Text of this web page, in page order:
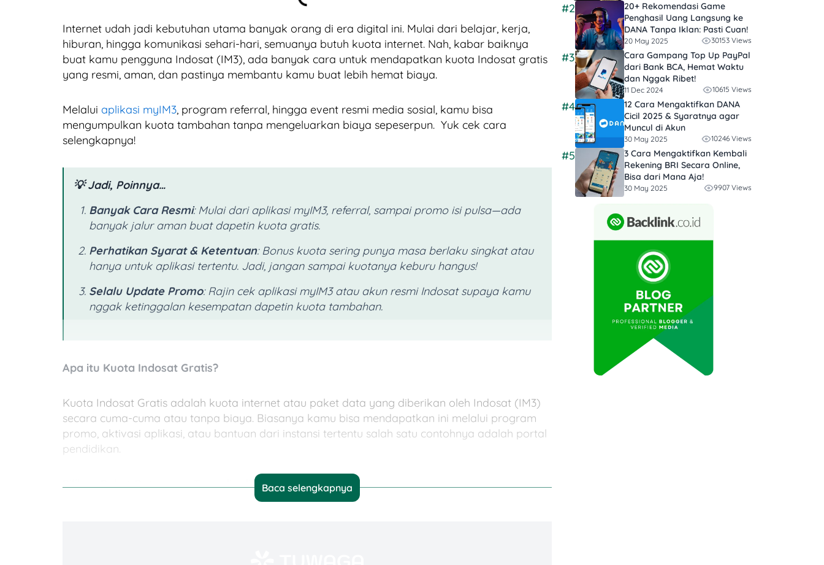
Internet udah jadi kebutuhan utama banyak orang di era digital ini. Mulai dari belajar, kerja,
hiburan, hingga komunikasi sehari-hari, semuanya butuh kuota internet. Nah, kabar baiknya
buat kamu pengguna Indosat (IM3), ada banyak cara untuk mendapatkan kuota Indosat gratis
yang resmi, aman, dan pastinya membantu kamu buat lebih hemat biaya.
Melalui aplikasi myIM3, program referral, hingga event resmi media sosial, kamu bisa
mengumpulkan kuota tambahan tanpa mengeluarkan biaya sepeserpun. Yuk cek cara
selengkapnya!
💡 Jadi, Poinnya…
Banyak Cara Resmi: Mulai dari aplikasi myIM3, referral, sampai promo isi pulsa—ada
banyak jalur aman buat dapetin kuota gratis.
Perhatikan Syarat & Ketentuan: Bonus kuota sering punya masa berlaku singkat atau
hanya untuk aplikasi tertentu. Jadi, jangan sampai kuotanya keburu hangus!
Selalu Update Promo: Rajin cek aplikasi myIM3 atau akun resmi Indosat supaya kamu
nggak ketinggalan kesempatan dapetin kuota tambahan.
Apa itu Kuota Indosat Gratis?
Kuota Indosat Gratis adalah kuota internet atau paket data yang diberikan oleh Indosat (IM3)
secara cuma-cuma atau tanpa biaya. Biasanya kamu bisa mendapatkan ini melalui program
promo, aktivasi aplikasi, atau bantuan dari instansi tertentu salah satu contohnya adalah portal
pendidikan.
Pilihan Paket Data yang Tersedia di IndosatBaca selengkapnya
#2
20+ Rekomendasi Game
Penghasil Uang Langsung ke
DANA Tanpa Iklan​: Pasti Cuan!
20 May 2025 30153 Views
#3
Cara Gampang Top Up PayPal
dari Bank BCA, Hemat Waktu
dan Nggak Ribet!
11 Dec 2024 10615 Views
#4
12 Cara Mengaktifkan DANA
Cicil 2025 & Syaratnya agar
Muncul di Akun
30 May 2025 10246 Views
#5
3 Cara Mengaktifkan Kembali
Rekening BRI Secara Online,
Bisa dari Mana Aja!
30 May 2025 9907 Views